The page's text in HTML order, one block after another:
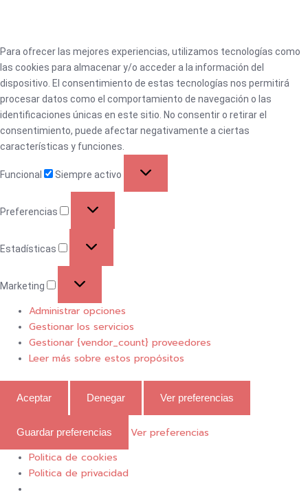
Para ofrecer las mejores experiencias, utilizamos tecnologías como
las cookies para almacenar y/o acceder a la información del
dispositivo. El consentimiento de estas tecnologías nos permitirá
procesar datos como el comportamiento de navegación o las
identificaciones únicas en este sitio. No consentir o retirar el
consentimiento, puede afectar negativamente a ciertas
características y funciones.
Funcional Siempre activo
Preferencias
Estadísticas
Marketing
Administrar opciones
Gestionar los servicios
Gestionar {vendor_count} proveedores
Leer más sobre estos propósitos
Aceptar Denegar Ver preferencias
Guardar preferencias
Ver preferencias
Politica de cookies
Politica de privacidad